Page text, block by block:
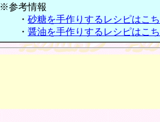
※参考情報
・ 砂糖を手作りするレシピはこ
・ 醤油を手作りするレシピはこ